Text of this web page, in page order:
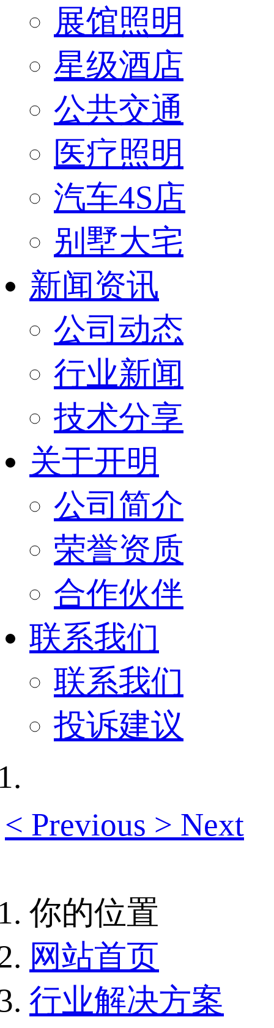
展馆照明
星级酒店
公共交通
医疗照明
汽车4S店
别墅大宅
新闻资讯
公司动态
行业新闻
技术分享
关于开明
公司简介
荣誉资质
合作伙伴
联系我们
联系我们
投诉建议
< Previous > Next
你的位置
网站首页
行业解决方案